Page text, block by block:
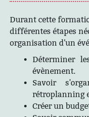
Durant cette
différentes étapes
organisation d'un
Déterminer
évènement.
Savoir
rétroplanning
Créer un